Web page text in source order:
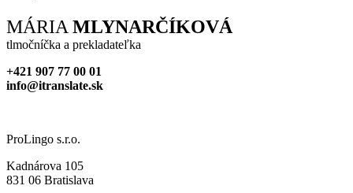
Facebook
X
Reddit
LinkedIn
WhatsApp
Tumblr
Pinterest
Vk
Xing
Email
MÁRIAMLYNARČÍKOVÁ
tlmočníčka a prekladateľka
+421 907 77 00 01
info@itranslate.sk
ProLingo s.r.o.
Kadnárova 105
831 06 Bratislava